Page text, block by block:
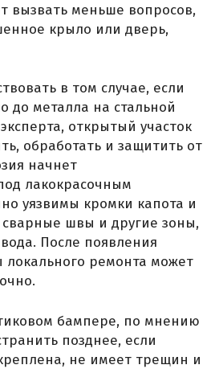
вызвать меньше вопросов,
крыло или дверь,
в том случае, если
до металла на стальной
открытый участок
обработать и защитить от
начнет
лакокрасочным
уязвимы кромки капота и
сварные швы и другие зоны,
После появления
локального ремонта может
бампере, по мнению
позднее, если
не имеет трещин и